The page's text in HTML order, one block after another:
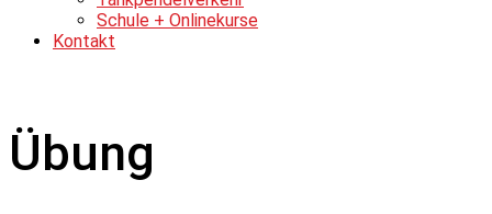
Schule + Onlinekurse
Kontakt
Übung